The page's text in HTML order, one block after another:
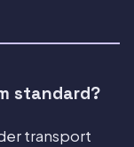
standard?
transport